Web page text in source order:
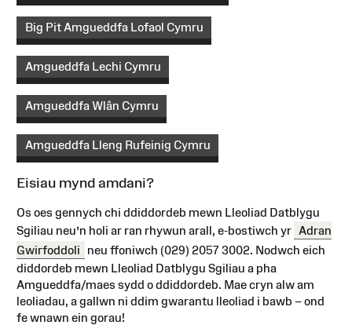
Big Pit Amgueddfa Lofaol Cymru
Amgueddfa Lechi Cymru
Amgueddfa Wlân Cymru
Amgueddfa Lleng Rufeinig Cymru
Eisiau mynd amdani?
Os oes gennych chi ddiddordeb mewn Lleoliad Datblygu
Sgiliau neu’n holi ar ran rhywun arall, e-bostiwch yr Adran
Gwirfoddoli
neu ffoniwch (029) 2057 3002. Nodwch eich
diddordeb mewn Lleoliad Datblygu Sgiliau a pha
Amgueddfa/maes sydd o ddiddordeb. Mae cryn alw am
leoliadau, a gallwn ni ddim gwarantu lleoliad i bawb – ond
fe wnawn ein gorau!